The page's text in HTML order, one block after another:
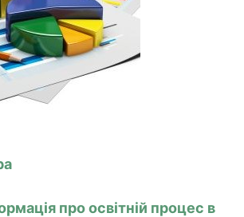
про освітній процес в